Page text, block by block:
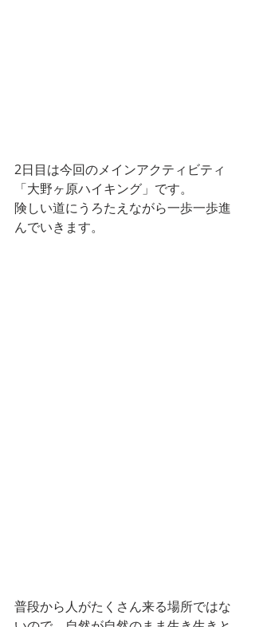
2日目は今回のメインアクティビティ
「大野ヶ原ハイキング」です。
険しい道にうろたえながら一歩一歩進
んでいきます。
普段から人がたくさん来る場所ではな